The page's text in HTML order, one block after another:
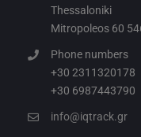
Thessaloniki
Mitropoleos 60
Phone numbers
+30 2311320178
+30 6987443790
info@iqtrack.gr